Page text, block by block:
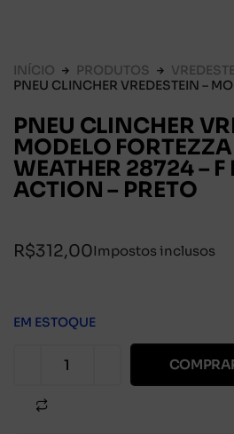
INÍCIO PRODUTOS
PNEU CLINCHER VREDESTEIN –
PNEU CLINCHER
MODELO
WEATHER 28724 –
ACTION – PRETO
R$312,00Impostos inclusos
EM ESTOQUE